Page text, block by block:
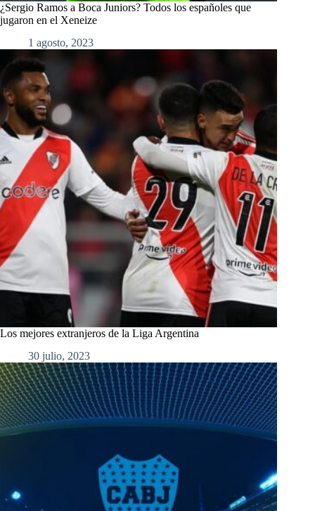
¿Sergio Ramos a Boca Juniors? Todos los españoles que
jugaron en el Xeneize
1 agosto, 2023
Los mejores extranjeros de la Liga Argentina
30 julio, 2023